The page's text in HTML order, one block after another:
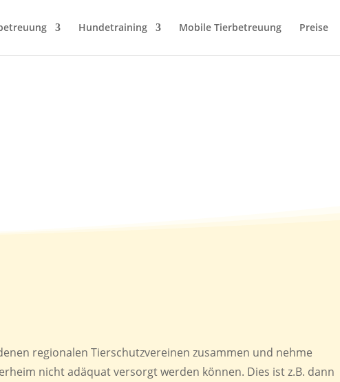
Hundetraining Mobile Tierbetreuung Preise
regionalen Tierschutzvereinen zusammen und nehme
nicht adäquat versorgt werden können. Dies ist z.B. dann